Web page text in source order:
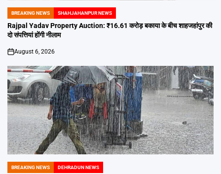
POSTED
IN
BREAKING NEWS SHAHJAHANPUR NEWS
Rajpal Yadav Property Auction: ₹16.61 करोड़ बकाया के बीच शाहजहांपुर की
दो संपत्तियां होंगी नीलाम
on
August 6, 2026
POSTED
BREAKING NEWS DEHRADUN NEWS